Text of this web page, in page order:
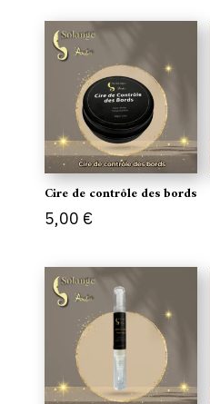
Cire de contrôle des bords
5,00 €